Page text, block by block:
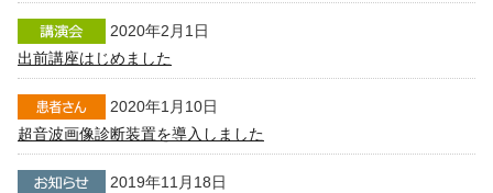
2020年2月1日
出前講座はじめました
2020年1月10日
超音波画像診断装置を導入しました
2019年11月18日